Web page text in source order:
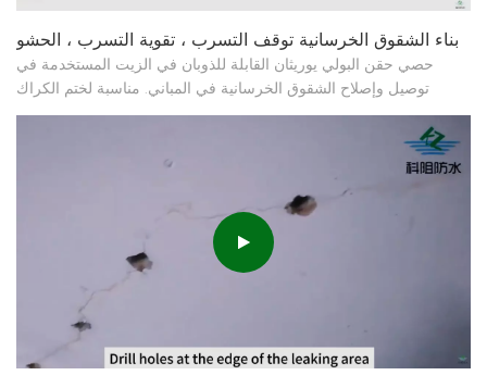
بناء الشقوق الخرسانية توقف التسرب ، تقوية التسرب ، الحشو
حصي حقن البولي يوريثان القابلة للذوبان في الزيت المستخدمة في
توصيل وإصلاح الشقوق الخرسانية في المباني. مناسبة لختم الكراك
وتعزيز مشاريع تحت الأرض مثل المترو والأنفاق والسدود والموانئ
whatsapp ： +86 18851644700 #groutingmaterial #o...